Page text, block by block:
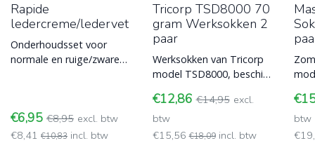
Rapide
ledercreme/ledervet
Onderhoudsset voor
normale en ruige/zware
€6,95 €8,95 excl. btw
€8,41 €10,83 incl. btw
Tricorp TSD8000 70
gram Werksokken 2
paar
Werksokken van Tricorp
model TSD8000, beschikt
en permanente anti-
bacteriël
€12,86€14,95 excl.
btw
€15,56€18,09incl. btw
btw